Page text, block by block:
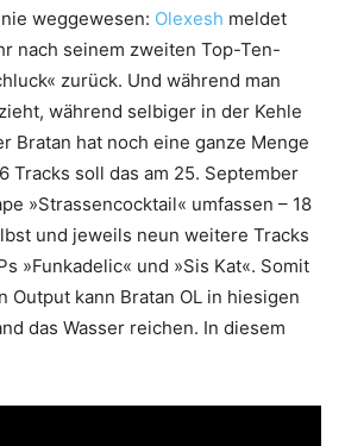
weggewesen: Olexesh meldet
nach seinem zweiten Top-Ten-
zurück. Und während man
während selbiger in der Kehle
Bratan hat noch eine ganze Menge
Tracks soll das am 25. September
»Strassencocktail« umfassen – 18
und jeweils neun weitere Tracks
»Funkadelic« und »Sis Kat«. Somit
Output kann Bratan OL in hiesigen
das Wasser reichen. In diesem